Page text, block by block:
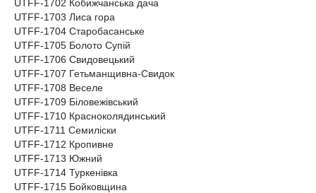
UTFF-1702 Кобижчанська дача
UTFF-1703 Лиса гора
UTFF-1704 Старобасанське
UTFF-1705 Болото Супій
UTFF-1706 Свидовецький
UTFF-1707 Гетьманщивна-Свидок
UTFF-1708 Веселе
UTFF-1709 Біловежівський
UTFF-1710 Красноколядинський
UTFF-1711 Семиліски
UTFF-1712 Кропивне
UTFF-1713 Южний
UTFF-1714 Туркенівка
UTFF-1715 Бойковщина